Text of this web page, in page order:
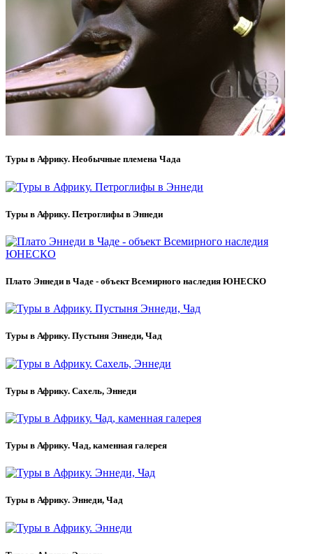
Туры в Африку. Необычные племена Чада
Туры в Африку. Петроглифы в Эннеди
Плато Эннеди в Чаде - объект Всемирного наследия ЮНЕСКО
Туры в Африку. Пустыня Эннеди, Чад
Туры в Африку. Сахель, Эннеди
Туры в Африку. Чад, каменная галерея
Туры в Африку. Эннеди, Чад